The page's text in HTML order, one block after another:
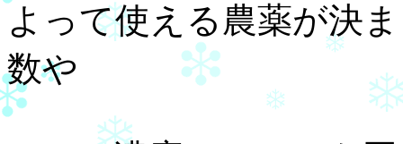
よって使える農薬が決
数や